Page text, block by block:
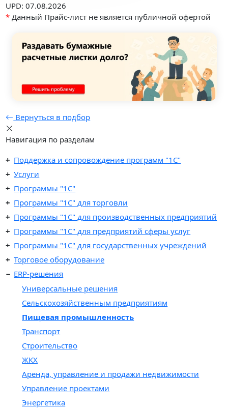
UPD: 07.08.2026
* Данный Прайс-лист не является публичной офертой
Вернуться в подбор
Навигация по разделам
Поддержка и сопровождение программ "1С"
Услуги
Программы "1С"
Программы "1C" для торговли
Программы "1C" для производственных предприятий
Программы "1C" для предприятий сферы услуг
Программы "1С" для государственных учреждений
Торговое оборудование
ERP-решения
Универсальные решения
Сельскохозяйственным предприятиям
Пищевая промышленность
Транспорт
Строительство
ЖКХ
Аренда, управление и продажи недвижимости
Управление проектами
Энергетика